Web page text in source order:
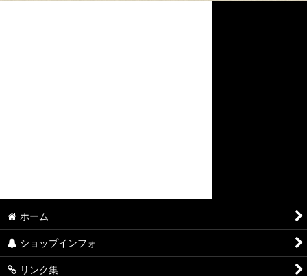
ホーム
ショップインフォ
リンク集